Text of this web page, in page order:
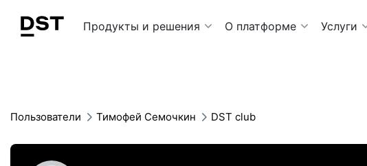
Navigation Menu
Продукты и решения О платформе Услуги
Пользователи Тимофей Семочкин DST club